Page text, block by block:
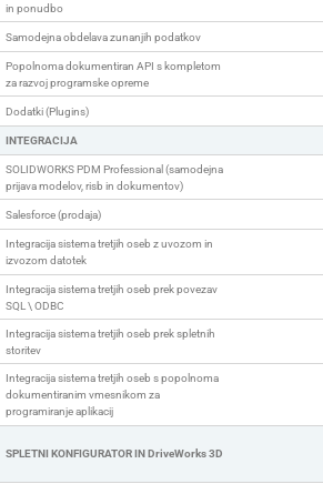
in ponudbo
Samodejna obdelava zunanjih podatkov
Popolnoma dokumentiran API s kompletom
za razvoj programske opreme
Dodatki (Plugins)
INTEGRACIJA
SOLIDWORKS PDM Professional (samodejna
prijava modelov, risb in dokumentov)
Salesforce (prodaja)
Integracija sistema tretjih oseb z uvozom in
izvozom datotek
Integracija sistema tretjih oseb prek povezav
SQL \ ODBC
Integracija sistema tretjih oseb prek spletnih
storitev
Integracija sistema tretjih oseb s popolnoma
dokumentiranim vmesnikom za
programiranje aplikacij
SPLETNI KONFIGURATOR IN DriveWorks 3D